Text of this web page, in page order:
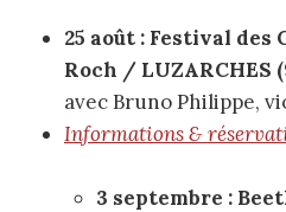
25 août : Festival
Roch / LUZARCHES
avec Bruno Philippe,
Informations &
3 septembre :